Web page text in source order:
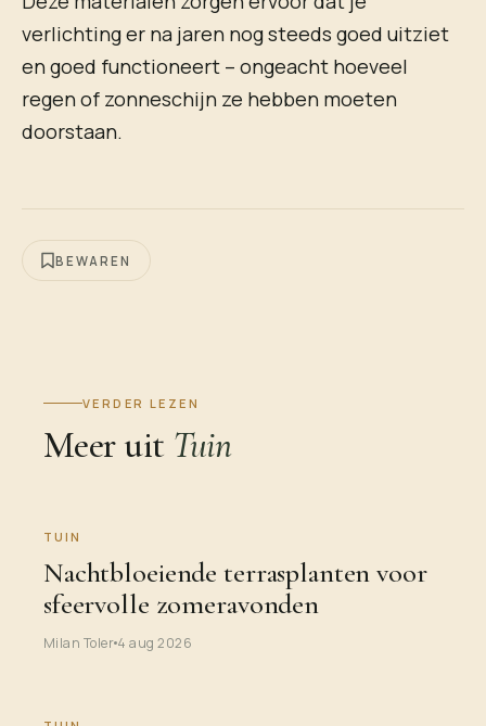
verlichting er na jaren nog steeds goed uitziet
en goed functioneert – ongeacht hoeveel
regen of zonneschijn ze hebben moeten
doorstaan.
BEWAREN
VERDER LEZEN
Meer uit Tuin
TUIN
Nachtbloeiende terrasplanten voor
sfeervolle zomeravonden
Milan Toler 4 aug 2026